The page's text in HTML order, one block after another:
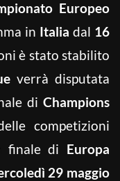
Europeo
in Italia dal 16
è stato stabilito
verrà disputata
di Champions
competizioni
finale di Europa
29 maggio